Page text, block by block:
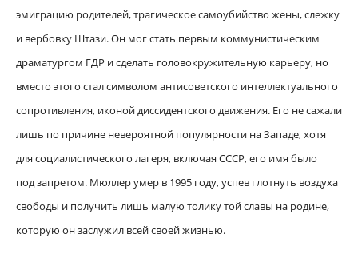
эмиграцию родителей, трагическое самоубийство жены, слежку
и вербовку Штази. Он мог стать первым коммунистическим
драматургом ГДР и сделать головокружительную карьеру, но
вместо этого стал символом антисоветского интеллектуального
сопротивления, иконой диссидентского движения. Его не сажали
лишь по причине невероятной популярности на Западе, хотя
для социалистического лагеря, включая СССР, его имя было
под запретом. Мюллер умер в 1995 году, успев глотнуть воздуха
свободы и получить лишь малую толику той славы на родине,
которую он заслужил всей своей жизнью.